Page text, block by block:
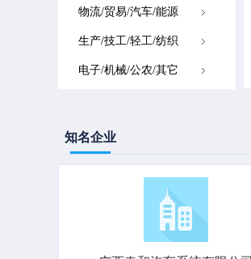
物流/贸易/汽车/能源
生产/技工/轻工/纺织
电子/机械/公农/其它
知名企业